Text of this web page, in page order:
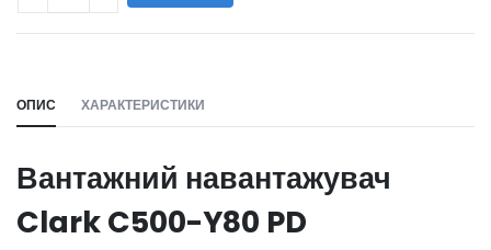
ОПИС ХАРАКТЕРИСТИКИ
Вантажний навантажувач
Clark C500-Y80 PD